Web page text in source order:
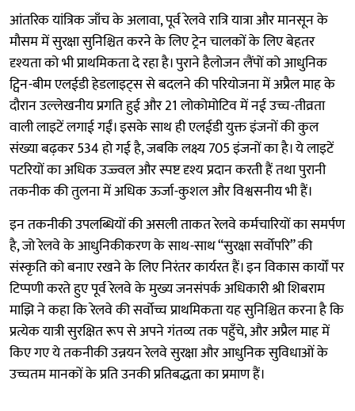
आंतरिक यांत्रिक जाँच के अलावा, पूर्व रेलवे रात्रि यात्रा और मानसून के
मौसम में सुरक्षा सुनिश्चित करने के लिए ट्रेन चालकों के लिए बेहतर
दृश्यता को भी प्राथमिकता दे रहा है। पुराने हैलोजन लैंपों को आधुनिक
ट्विन-बीम एलईडी हेडलाइट्स से बदलने की परियोजना में अप्रैल माह के
दौरान उल्लेखनीय प्रगति हुई और 21 लोकोमोटिव में नई उच्च-तीव्रता
वाली लाइटें लगाई गईं। इसके साथ ही एलईडी युक्त इंजनों की कुल
संख्या बढ़कर 534 हो गई है, जबकि लक्ष्य 705 इंजनों का है। ये लाइटें
पटरियों का अधिक उज्ज्वल और स्पष्ट दृश्य प्रदान करती हैं तथा पुरानी
तकनीक की तुलना में अधिक ऊर्जा-कुशल और विश्वसनीय भी हैं।
इन तकनीकी उपलब्धियों की असली ताकत रेलवे कर्मचारियों का समर्पण
है, जो रेलवे के आधुनिकीकरण के साथ-साथ “सुरक्षा सर्वोपरि” की
संस्कृति को बनाए रखने के लिए निरंतर कार्यरत हैं। इन विकास कार्यों पर
टिप्पणी करते हुए पूर्व रेलवे के मुख्य जनसंपर्क अधिकारी श्री शिबराम
माझि ने कहा कि रेलवे की सर्वोच्च प्राथमिकता यह सुनिश्चित करना है कि
प्रत्येक यात्री सुरक्षित रूप से अपने गंतव्य तक पहुँचे, और अप्रैल माह में
किए गए ये तकनीकी उन्नयन रेलवे सुरक्षा और आधुनिक सुविधाओं के
उच्चतम मानकों के प्रति उनकी प्रतिबद्धता का प्रमाण हैं।